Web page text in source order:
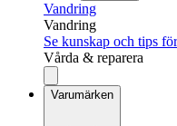
Vandring
Vandring
Se kunskap och tips
Vårda & reparera
Varumärken